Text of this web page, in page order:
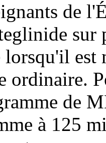
de
sur
est
ordinaire.
de
à 125